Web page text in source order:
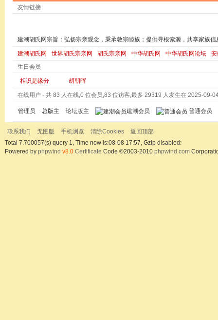
友情链接
建潮胡氏网宗旨：弘扬宗亲观念，秉承敦宗睦族；提供寻根索源，共享家族信
建潮胡氏网 世界胡氏宗亲网 胡氏宗亲网 中华胡氏网 中华胡氏网论坛
生日会员
相识是缘分 胡朝晖
在线用户 - 共 83 人在线,0 位会员,83 位访客,最多 29319 人发生在 2025-09-
管理员 总版主 论坛版主 建潮会员 普通会员
联系我们 无图版 手机浏览 清除Cookies
返回顶部
Total 7.700057(s) query 1, Time now is:08-08 17:57, Gzip disabled:
Powered by phpwind v8.0 Certificate Code ©2003-2010 phpwind.com